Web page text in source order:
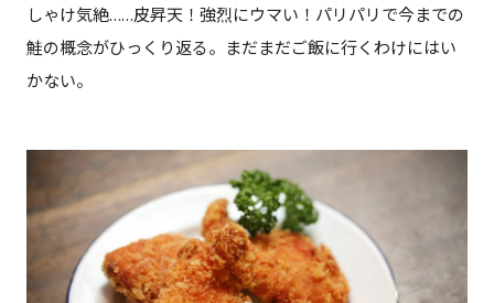
しゃけ気絶……皮昇天！強烈にウマい！パリパリで今までの
鮭の概念がひっくり返る。まだまだご飯に行くわけにはい
かない。